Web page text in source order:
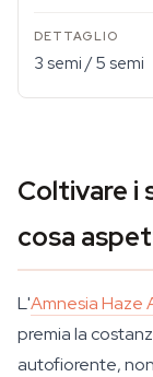
3 semi / 5 semi
Coltivare i
cosa
L'Amnesia Haze
premia la
autofiorente,